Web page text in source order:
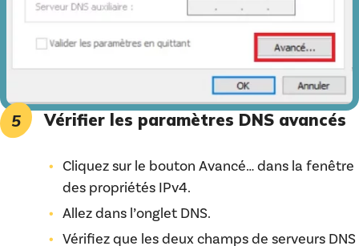
Vérifier les paramètres DNS avancés
Cliquez sur le bouton Avancé… dans la fenêtre
des propriétés IPv4.
Allez dans l’onglet DNS.
Vérifiez que les deux champs de serveurs DNS